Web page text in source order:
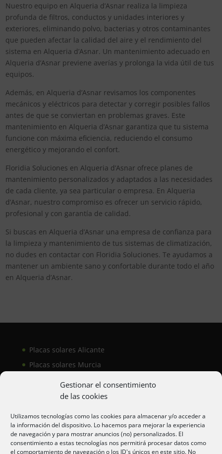
Gestionar el consentimiento
de las cookies
Utilizamos tecnologías como las cookies para almacenar y/o acceder a
la información del dispositivo. Lo hacemos para mejorar la experiencia
de navegación y para mostrar anuncios (no) personalizados. El
consentimiento a estas tecnologías nos permitirá procesar datos como
el comportamiento de navegación o los ID's únicos en este sitio. No
Nuestro equipo en Alqueria d’Asnar realiza la limpieza
profunda de filtros, conductos y unidades interiores y
exteriores, eliminando polvo, bacterias y otros contaminantes
que pueden afectar la calidad del aire y el rendimiento del
sistema en Alqueria d’Asnar. Un mantenimiento adecuado en
Alqueria d’Asnar previene averías y prolonga la vida útil de tus
equipos.
Además, en Alqueria d’Asnar revisamos los componentes
mecánicos y eléctricos para detectar y corregir posibles fallos
antes de que se conviertan en problemas graves. Este
mantenimiento en Alqueria d’Asnar garantiza que tu sistema
funcione con máxima eficiencia, reduciendo el consumo
energético y mejorando el confort.
Floridia Soluciones en Alqueria d’Asnar ofrece planes de
mantenimiento personalizados y adaptados a las necesidades
de cada cliente, ya sea particular o empresa. En Alqueria
d’Asnar, nuestro compromiso es ofrecer un servicio rápido,
profesional y con garantía de calidad.
Si buscas en Alqueria d’Asnar una empresa de confianza para
la limpieza y mantenimiento de tus sistemas de climatización,
no dudes en contactar con Floridia Soluciones. Te ayudamos a
mantener un ambiente sano y confortable durante todo el año
en Alqueria d’Asnar.
Placas solares Alicante
Placas solares Murcia
Aire acondicionado Alicante
Aire acondicionador Murcia
Aire acondicionado San Juan